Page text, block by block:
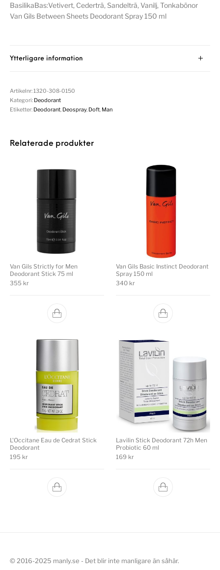
BasilikaBas:Vetivert, Cederträ, Sandelträ, Vanilj, Tonkabönor
Van Gils Between Sheets Deodorant Spray 150 ml
Ytterligare information
Artikelnr:1320-308-0150
Kategori: Deodorant
Etiketter: Deodorant Deospray, Doft Man
Relaterade produkter
Van Gils Strictly for Men
Deodorant Stick 75 ml
355 kr
Van Gils Basic Instinct Deodorant
Spray 150 ml
340 kr
L'Occitane Eau de Cedrat Stick
Deodorant
195 kr
Lavilin Stick Deodorant 72h Men
Probiotic 60 ml
169 kr
© 2016-2025 manly.se - Det blir inte manligare än såhär.